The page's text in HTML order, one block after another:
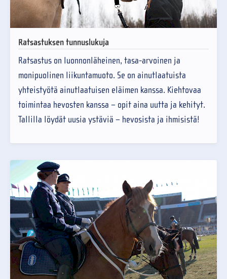
Ratsastuksen tunnuslukuja
Ratsastus on luonnonläheinen, tasa-arvoinen ja
monipuolinen liikuntamuoto. Se on ainutlaatuista
yhteistyötä ainutlaatuisen eläimen kanssa. Kiehtovaa
toimintaa hevosten kanssa – opit aina uutta ja kehityt.
Tallilla löydät uusia ystäviä – hevosista ja ihmisistä!